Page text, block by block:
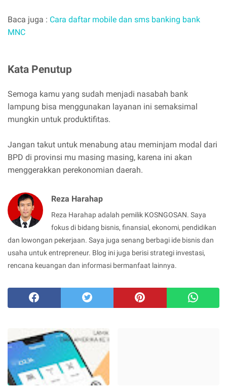
Baca juga : Cara daftar mobile dan sms banking bank
MNC
Kata Penutup
Semoga kamu yang sudah menjadi nasabah bank
lampung bisa menggunakan layanan ini semaksimal
mungkin untuk produktifitas.
Jangan takut untuk menabung atau meminjam modal dari
BPD di provinsi mu masing masing, karena ini akan
menggerakkan perekonomian daerah.
Reza Harahap
Reza Harahap adalah pemilik KOSNGOSAN. Saya
fokus di bidang bisnis, finansial, ekonomi, pendidikan
dan lowongan pekerjaan. Saya juga senang berbagi ide bisnis dan
usaha untuk entrepreneur. Blog ini juga berisi strategi investasi,
rencana keuangan dan informasi bermanfaat lainnya.